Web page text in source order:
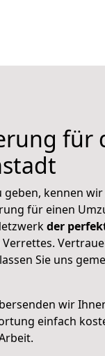
für
kennen
für einen
der
Sie uns
wir
einfach